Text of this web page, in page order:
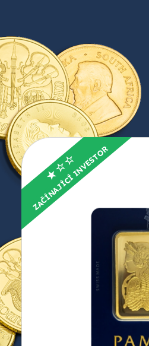
★☆☆
ZAČÍNAJÍCÍ INVESTOR